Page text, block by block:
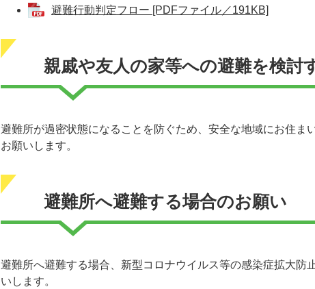
避難行動判定フロー [PDFファイル／191KB]
親戚や友人の家等への避難を検討
避難所が過密状態になることを防ぐため、安全な地域にお住ま
お願いします。
避難所へ避難する場合のお願い
避難所へ避難する場合、新型コロナウイルス等の感染症拡大防
いします。